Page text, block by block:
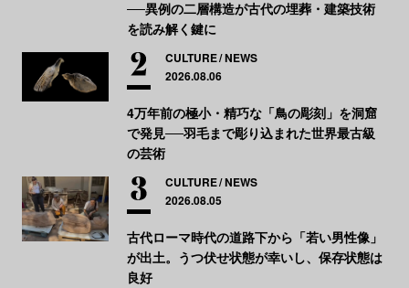
──異例の二層構造が古代の埋葬・建築技術
を読み解く鍵に
CULTURE NEWS
2026.08.06
4万年前の極小・精巧な「鳥の彫刻」を洞窟
で発見──羽毛まで彫り込まれた世界最古級
の芸術
CULTURE NEWS
2026.08.05
古代ローマ時代の道路下から「若い男性像」
が出土。うつ伏せ状態が幸いし、保存状態は
良好